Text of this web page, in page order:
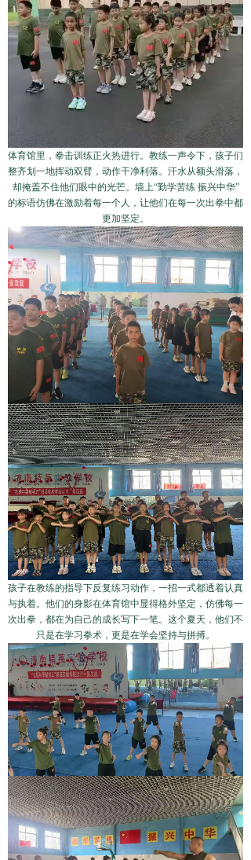
体育馆里，拳击训练正火热进行。教练一声令下，孩子们
整齐划一地挥动双臂，动作干净利落。汗水从额头滑落，
却掩盖不住他们眼中的光芒。墙上“勤学苦练 振兴中华”
的标语仿佛在激励着每一个人，让他们在每一次出拳中都
更加坚定。
孩子在教练的指导下反复练习动作，一招一式都透着认真
与执着。他们的身影在体育馆中显得格外坚定，仿佛每一
次出拳，都在为自己的成长写下一笔。这个夏天，他们不
只是在学习拳术，更是在学会坚持与拼搏。